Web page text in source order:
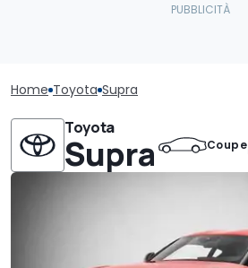
Home Toyota Supra
Toyota
Supra Coupe